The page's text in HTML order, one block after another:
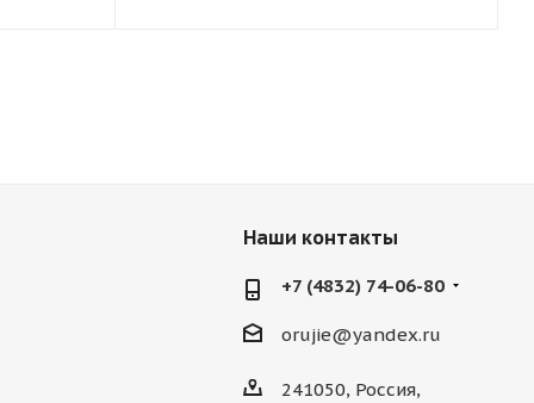
Наши контакты
+7 (4832) 74-06-80
orujie@yandex.ru
241050, Россия,